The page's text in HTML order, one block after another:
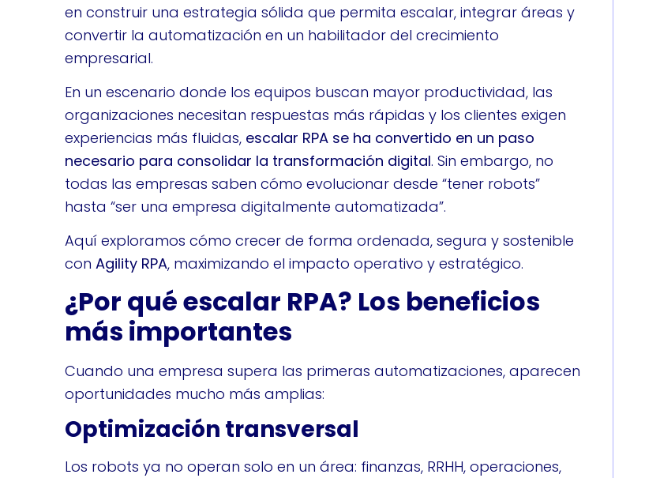
en construir una estrategia sólida que permita escalar, integrar áreas y
convertir la automatización en un habilitador del crecimiento
empresarial.
En un escenario donde los equipos buscan mayor productividad, las
organizaciones necesitan respuestas más rápidas y los clientes exigen
experiencias más fluidas, escalar RPA se ha convertido en un paso
necesario para consolidar la transformación digital. Sin embargo, no
todas las empresas saben cómo evolucionar desde “tener robots”
hasta “ser una empresa digitalmente automatizada”.
Aquí exploramos cómo crecer de forma ordenada, segura y sostenible
con Agility RPA, maximizando el impacto operativo y estratégico.
¿Por qué escalar RPA? Los beneficios
más importantes
Cuando una empresa supera las primeras automatizaciones, aparecen
oportunidades mucho más amplias:
Optimización transversal
Los robots ya no operan solo en un área: finanzas, RRHH, operaciones,